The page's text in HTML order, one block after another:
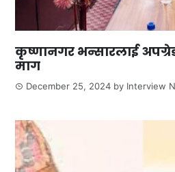
कृष्णानगर भन्सारलाई
माग
December 25, 2024 by Interview